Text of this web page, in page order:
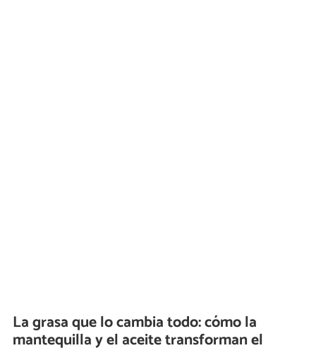
La grasa que lo cambia todo: cómo la
mantequilla y el aceite transforman el